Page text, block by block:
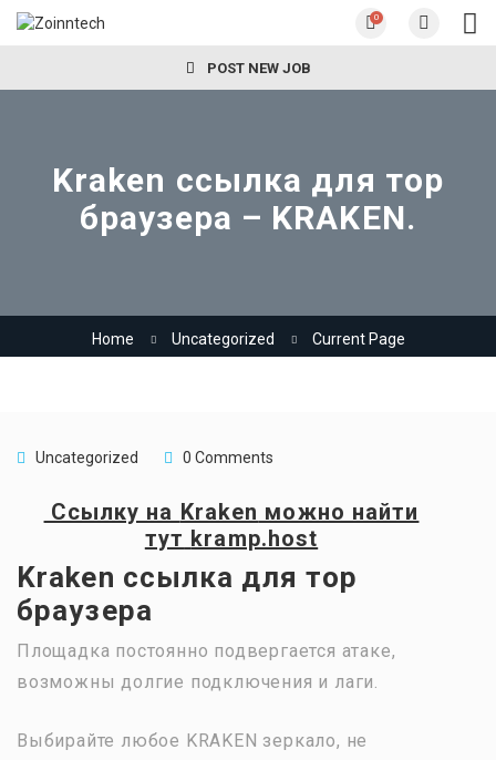
0
POST NEW JOB
Kraken ссылка для тор
браузера – KRAKEN.
Home Uncategorized Current Page
Uncategorized 0 Comments
Ссылку на Kraken можно найти
тут kramp.host
Kraken ссылка для тор
браузера
Площадка постоянно подвергается атаке,
возможны долгие подключения и лаги.
Выбирайте любое KRAKEN зеркало, не